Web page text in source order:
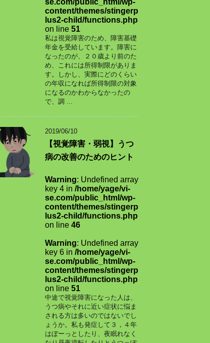
se.com/public_html/wp-
content/themes/stingerp
lus2-child/functions.php
on line 51
私は視覚障害のため、障害基礎
年金を受給しています。障害に
なったのが、２０歳より前のた
め、これには所得制限がありま
す。しかし、実際にどのくらい
の年収になれば所得制限の対象
になるのかわからなかったの
で、調 ...
2019/06/10
【視覚障害・弱視】うつ
病の改善のためのヒント
Warning: Undefined array
key 4 in /home/yage/vi-
se.com/public_html/wp-
content/themes/stingerp
lus2-child/functions.php
on line 46
Warning: Undefined array
key 6 in /home/yage/vi-
se.com/public_html/wp-
content/themes/stingerp
lus2-child/functions.php
on line 51
中途で視覚障害になった人は、
うつ病やそれに近い症状に悩ま
される方は多いのではないでし
ょうか。私も発症して３，４年
はぼーっとしたり、夜眠れなく